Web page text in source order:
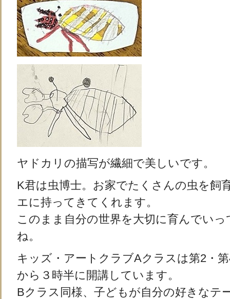
ヤドカリの描写が繊細で美しいです。
K君は虫博士。お家でたくさんの虫を飼
エに持ってきてくれます。
このまま自分の世界を大切に育んでい
ね。
キッズ・アートクラブAクラスは第2・
から３時半に開講しています。
Bクラス同様、子どもが自分の好きなテ